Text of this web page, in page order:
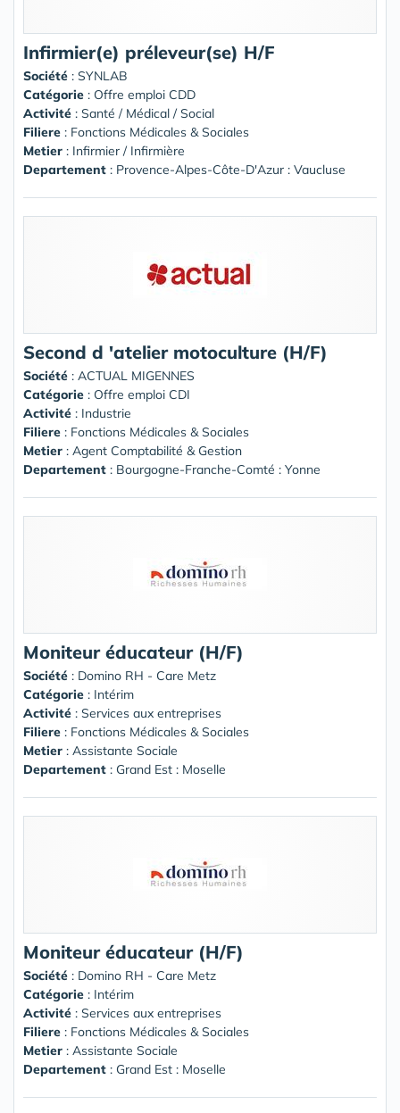
Infirmier(e) préleveur(se) H/F
Société : SYNLAB
Catégorie : Offre emploi CDD
Activité : Santé / Médical / Social
Filiere : Fonctions Médicales & Sociales
Metier : Infirmier / Infirmière
Departement : Provence-Alpes-Côte-D'Azur : Vaucluse
Second d 'atelier motoculture (H/F)
Société : ACTUAL MIGENNES
Catégorie : Offre emploi CDI
Activité : Industrie
Filiere : Fonctions Médicales & Sociales
Metier : Agent Comptabilité & Gestion
Departement : Bourgogne-Franche-Comté : Yonne
Moniteur éducateur (H/F)
Société : Domino RH - Care Metz
Catégorie : Intérim
Activité : Services aux entreprises
Filiere : Fonctions Médicales & Sociales
Metier : Assistante Sociale
Departement : Grand Est : Moselle
Moniteur éducateur (H/F)
Société : Domino RH - Care Metz
Catégorie : Intérim
Activité : Services aux entreprises
Filiere : Fonctions Médicales & Sociales
Metier : Assistante Sociale
Departement : Grand Est : Moselle